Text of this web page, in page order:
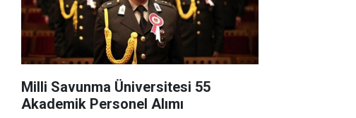
Milli Savunma Üniversitesi 55
Akademik Personel Alımı